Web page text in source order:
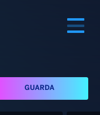
GUARDA